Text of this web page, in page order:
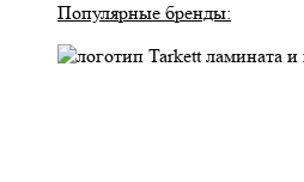
Популярные бренды: